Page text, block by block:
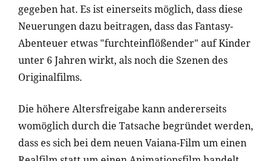
gegeben hat. Es ist einerseits möglich, dass diese
Neuerungen dazu beitragen, dass das Fantasy-
Abenteuer etwas "furchteinflößender" auf Kinder
unter 6 Jahren wirkt, als noch die Szenen des
Originalfilms.
Die höhere Altersfreigabe kann andererseits
womöglich durch die Tatsache begründet werden,
dass es sich bei dem neuen Vaiana-Film um einen